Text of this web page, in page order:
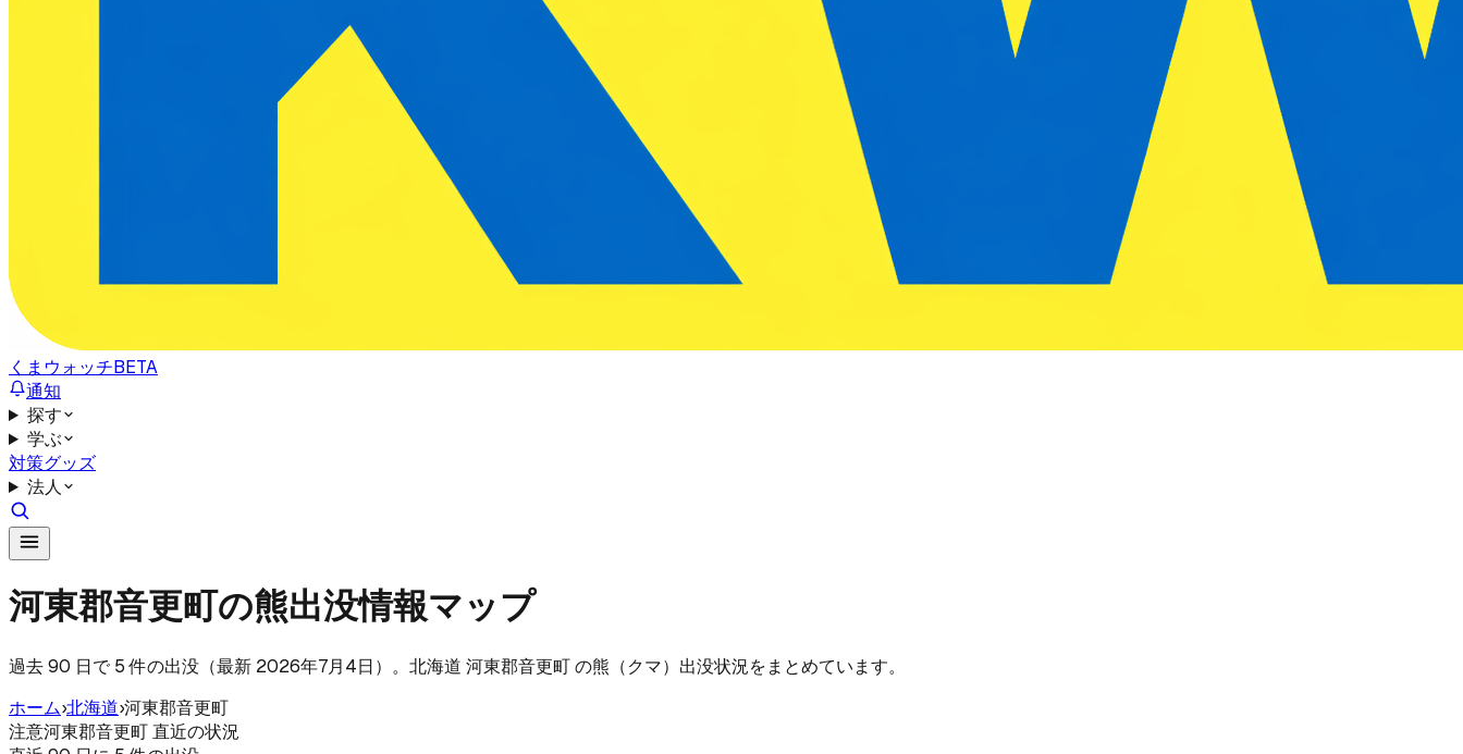
くまウォッチBETA
通知
探す
学ぶ
対策グッズ
法人
河東郡音更町の熊出没情報マップ
過去 90 日で 5 件の出没（最新 2026年7月4日）。北海道 河東郡音更町 の熊（クマ）出没状況をまとめています。
ホーム›北海道›河東郡音更町
注意河東郡音更町 直近の状況